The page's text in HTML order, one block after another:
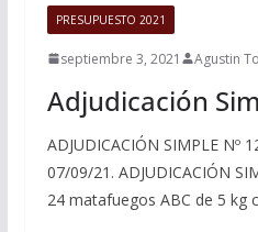
PRESUPUESTO 2021
septiembre 3, 2021 Agustin
Adjudicación
ADJUDICACIÓN SIMPLE Nº
07/09/21. ADJUDICACIÓN
24 matafuegos ABC de 5 kg